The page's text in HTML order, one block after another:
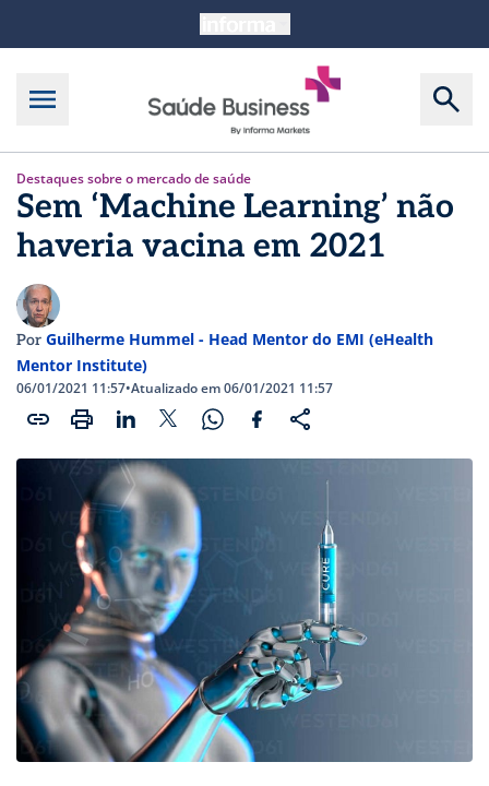
Destaques sobre o mercado de saúde
Sem ‘Machine Learning’ não
haveria vacina em 2021
Por Guilherme Hummel - Head Mentor do EMI (eHealth
Mentor Institute)
06/01/2021 11:57•Atualizado em 06/01/2021 11:57